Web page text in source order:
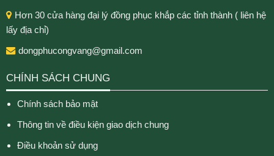
Hơn 30 cửa hàng đại lý đồng phục khắp các tỉnh thành ( liên hệ
lấy địa chỉ)
dongphucongvang@gmail.com
CHÍNH SÁCH CHUNG
Chính sách bảo mật
Thông tin về điều kiện giao dịch chung
Điều khoản sử dụng